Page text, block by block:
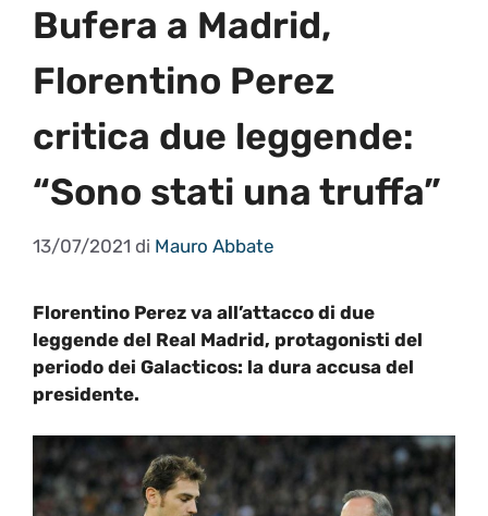
Bufera a Madrid,
Florentino Perez
critica due leggende:
“Sono stati una truffa”
13/07/2021 di Mauro Abbate
Florentino Perez va all’attacco di due
leggende del Real Madrid, protagonisti del
periodo dei Galacticos: la dura accusa del
presidente.